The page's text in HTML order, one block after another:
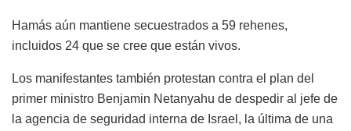
Hamás aún mantiene secuestrados a 59 rehenes,
incluidos 24 que se cree que están vivos.
Los manifestantes también protestan contra el plan del
primer ministro Benjamin Netanyahu de despedir al jefe de
la agencia de seguridad interna de Israel, la última de una